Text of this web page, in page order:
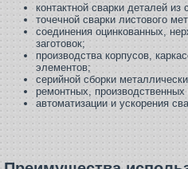
контактной сварки деталей из
точечной сварки листового
соединения оцинкованных,
заготовок;
производства корпусов,
элементов;
серийной сборки
ремонтных, производственных
автоматизации и ускорения